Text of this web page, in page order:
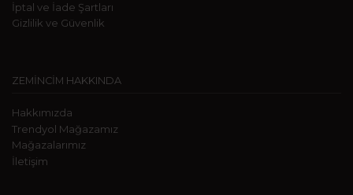
İptal ve İade Şartları
Gizlilik ve Güvenlik
ZEMİNCİM HAKKINDA
Hakkımızda
Trendyol Mağazamız
Mağazalarımız
İletişim